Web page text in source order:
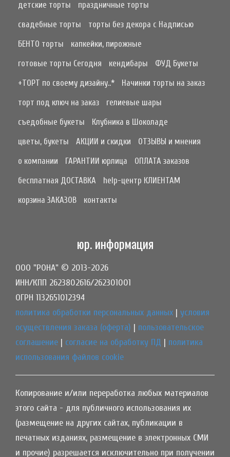
детские торты
праздничные торты
свадебные торты
торты без декора с Надписью
БЕНТО торты
капкейки, пирожные
готовые торты Сегодня
кендибары
ФУД Букеты
+ТОРТ по своему дизайну..*
Начинки торты на заказ
торт под ключ на заказ
гелиевые шары
съедобные букеты
Клубника в Шоколаде
цветы, букеты
АКЦИИ и скидки
ОТЗЫВЫ и мнения
о компании
ГАРАНТИИ юрлица
ОПЛАТА заказов
бесплатная ДОСТАВКА
help-центр КЛИЕНТАМ
корзина ЗАКАЗОВ
контакты
юр. информация
ООО "РОНА" © 2013-2026
ИНН/КПП 2623802616/262301001
ОГРН 1132651012394
политика обработки персональных данных | условия
осуществления заказа (оферта) | пользовательское
соглашение | согласие на обработку ПД | политика
использования файлов cookie
Копирование и/или переработка любых материалов
этого сайта - для публичного использования их
(размещение на других сайтах, публикации в
печатных изданиях, размещение в электронных СМИ
и прочие) разрешается исключительно при получении